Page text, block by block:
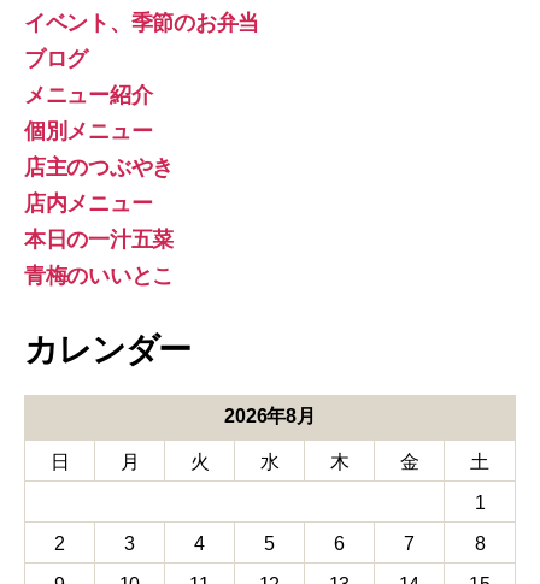
イベント、季節のお弁当
ブログ
メニュー紹介
個別メニュー
店主のつぶやき
店内メニュー
本日の一汁五菜
青梅のいいとこ
カレンダー
2026年8月
日 月 火 水 木 金
土
1
2
3 4 5 6 7
8